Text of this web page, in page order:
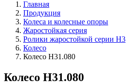
Главная
Продукция
Колеса и колесные опоры
Жаростойкая серия
Ролики жаростойкой серии H3
Колесо
Колесо H31.080
Колесо H31.080